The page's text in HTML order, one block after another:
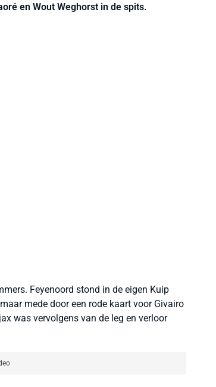
en Wout Weghorst in de spits.
Feyenoord stond in de eigen Kuip
mede door een rode kaart voor Givairo
was vervolgens van de leg en verloor